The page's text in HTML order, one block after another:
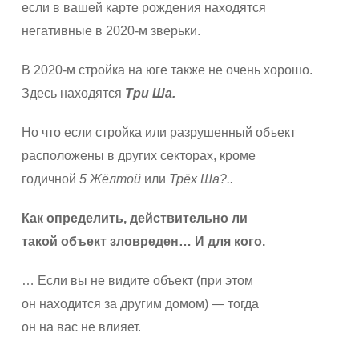
если в вашей карте рождения находятся
негативные в 2020-м зверьки.
В 2020-м стройка на юге также не очень хорошо.
Здесь находятся Три Ша.
Но что если стройка или разрушенный объект
расположены в других секторах, кроме
годичной 5 Жёлтойили Трёх Ша?..
Как определить, действительно ли
такой объект зловреден… И для кого.
… Если вы не видите объект (при этом
он находится за другим домом) — тогда
он на вас не влияет.